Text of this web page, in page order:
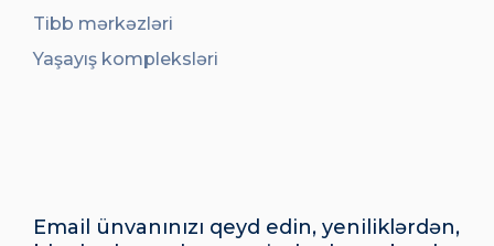
Tibb mərkəzləri
Yaşayış kompleksləri
Email ünvanınızı qeyd edin, yeniliklərdən,